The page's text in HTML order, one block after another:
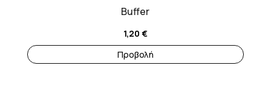
Buffer
1,20 €
Προβολή